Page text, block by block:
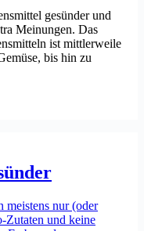
gesünder und
Meinungen. Das
ist mittlerweile
bis hin zu